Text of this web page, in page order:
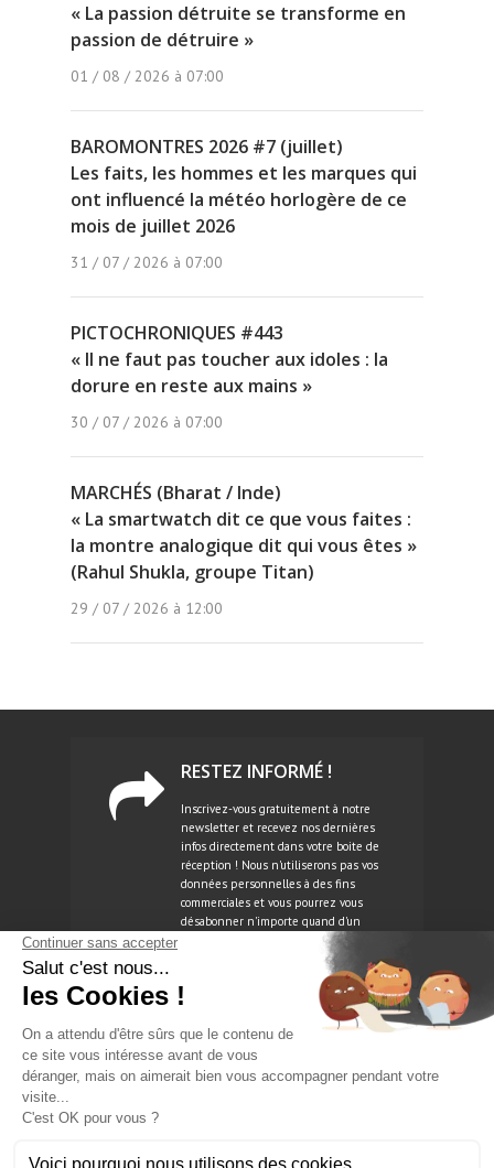
« La passion détruite se transforme en
passion de détruire »
01 / 08 / 2026 à 07:00
BAROMONTRES 2026 #7 (juillet)
Les faits, les hommes et les marques qui
ont influencé la météo horlogère de ce
mois de juillet 2026
31 / 07 / 2026 à 07:00
PICTOCHRONIQUES #443
« Il ne faut pas toucher aux idoles : la
dorure en reste aux mains »
30 / 07 / 2026 à 07:00
MARCHÉS (Bharat / Inde)
« La smartwatch dit ce que vous faites :
la montre analogique dit qui vous êtes »
(Rahul Shukla, groupe Titan)
29 / 07 / 2026 à 12:00
RESTEZ INFORMÉ !
Inscrivez-vous gratuitement à notre
newsletter et recevez nos dernières
infos directement dans votre boite de
réception ! Nous n'utiliserons pas vos
données personnelles à des fins
commerciales et vous pourrez vous
désabonner n'importe quand d'un
NEWSLETTER